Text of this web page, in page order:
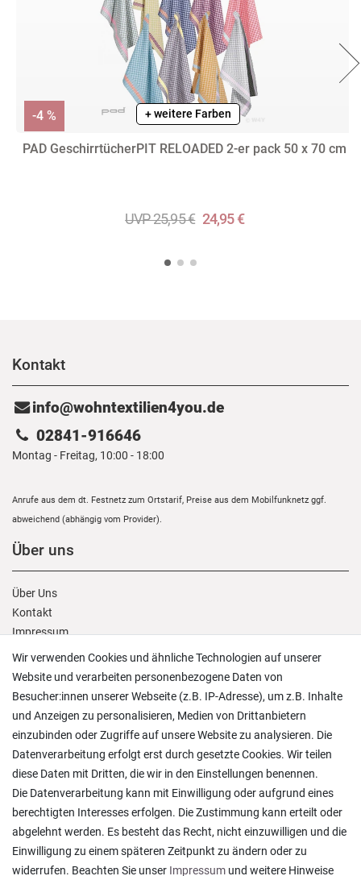
+ weitere Farben
PAD GeschirrtücherPIT RELOADED 2-er pack 50 x 70 cm
UVP 25,95 € 24,95 €
-4 %
Kontakt
info@wohntextilien4you.de
02841-916646
Montag - Freitag, 10:00 - 18:00
Anrufe aus dem dt. Festnetz zum Ortstarif, Preise aus dem Mobilfunknetz ggf.
abweichend (abhängig vom Provider).
Über uns
Über Uns
Kontakt
Impressum
AGB
Daten­schutz­erklärung
Kunden Service
Anmelden/Registrieren
Wunschliste
Warenkorb/Kasse
Widerrufs­recht
Vertrag widerrufen
Wir verwenden Cookies und ähnliche Technologien auf unserer
Website und verarbeiten personenbezogene Daten von
Besucher:innen unserer Webseite (z.B. IP-Adresse), um z.B. Inhalte
und Anzeigen zu personalisieren, Medien von Drittanbietern
einzubinden oder Zugriffe auf unsere Website zu analysieren. Die
Datenverarbeitung erfolgt erst durch gesetzte Cookies. Wir teilen
diese Daten mit Dritten, die wir in den Einstellungen benennen.
Die Datenverarbeitung kann mit Einwilligung oder aufgrund eines
berechtigten Interesses erfolgen. Die Zustimmung kann erteilt oder
abgelehnt werden. Es besteht das Recht, nicht einzuwilligen und die
Einwilligung zu einem späteren Zeitpunkt zu ändern oder zu
widerrufen. Beachten Sie unser Impressum und weitere Hinweise